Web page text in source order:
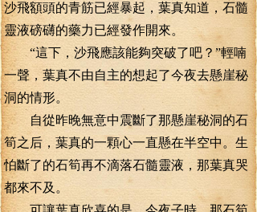
沙飛額頭的青筋已經暴起，葉真知道，石髓
靈液磅礴的藥力已經發作開來。
“這下，沙飛應該能夠突破了吧？”輕喃
一聲，葉真不由自主的想起了今夜去懸崖秘
洞的情形。
自從昨晚無意中震斷了那懸崖秘洞的石
筍之后，葉真的一顆心一直懸在半空中。生
怕斷了的石筍再不滴落石髓靈液，那葉真哭
都來不及。